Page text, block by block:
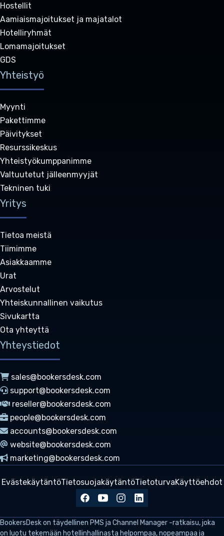
Hostellit
Aamiaismajoitukset ja majatalot
Hotelliryhmät
Lomamajoitukset
GDS
Yhteistyö
Myynti
Pakettimme
Päivitykset
Resurssikeskus
Yhteistyökumppanimme
Valtuutetut jälleenmyyjät
Tekninen tuki
Yritys
Tietoa meistä
Tiimimme
Asiakkaamme
Urat
Arvostelut
Yhteiskunnallinen vaikutus
Sivukartta
Ota yhteyttä
Yhteystiedot
sales@bookersdesk.com
support@bookersdesk.com
reseller@bookersdesk.com
people@bookersdesk.com
accounts@bookersdesk.com
website@bookersdesk.com
marketing@bookersdesk.com
EvästekäytäntöTietosuojakäytäntöTietoturvaKäyttöehdot
BookersDeskon täydellinen PMS ja Channel Manager -ratkaisu, joka
on luotu tekemään hotellinhallinasta helpompaa, nopeampaa ja